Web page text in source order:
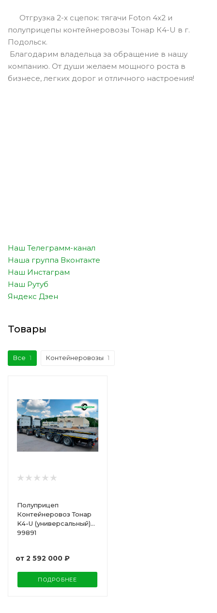
Отгрузка 2-х сцепок: тягачи Foton 4x2 и
полуприцепы контейнеровозы Тонар К4-U в г.
Подольск.
Благодарим владельца за обращение в нашу
компанию. От души желаем мощного роста в
бизнесе, легких дорог и отличного настроения!
Наш Телеграмм-канал
Наша группа Вконтакте
Наш Инстаграм
Наш Рутуб
Яндекс Дзен
Товары
Все 1 Контейнеровозы 1
Полуприцеп
Контейнеровоз Тонар
K4-U (универсальный)
99891
от 2 592 000 ₽
ПОДРОБНЕЕ